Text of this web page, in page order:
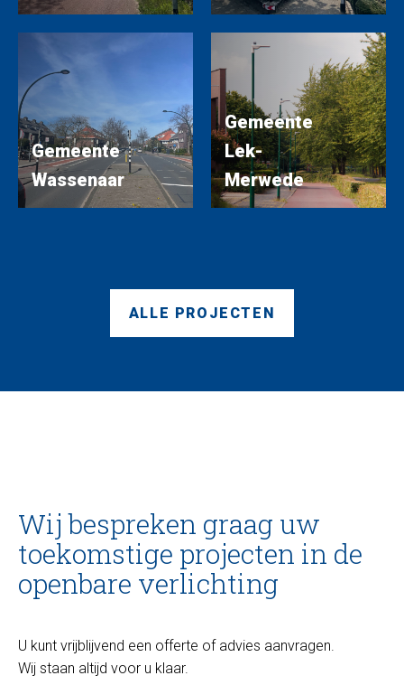
Gemeente
Wassenaar
Gemeente
Lek-
Merwede
ALLE PROJECTEN
Wij bespreken graag uw
toekomstige projecten in de
openbare verlichting
U kunt vrijblijvend een offerte of advies aanvragen.
Wij staan altijd voor u klaar.